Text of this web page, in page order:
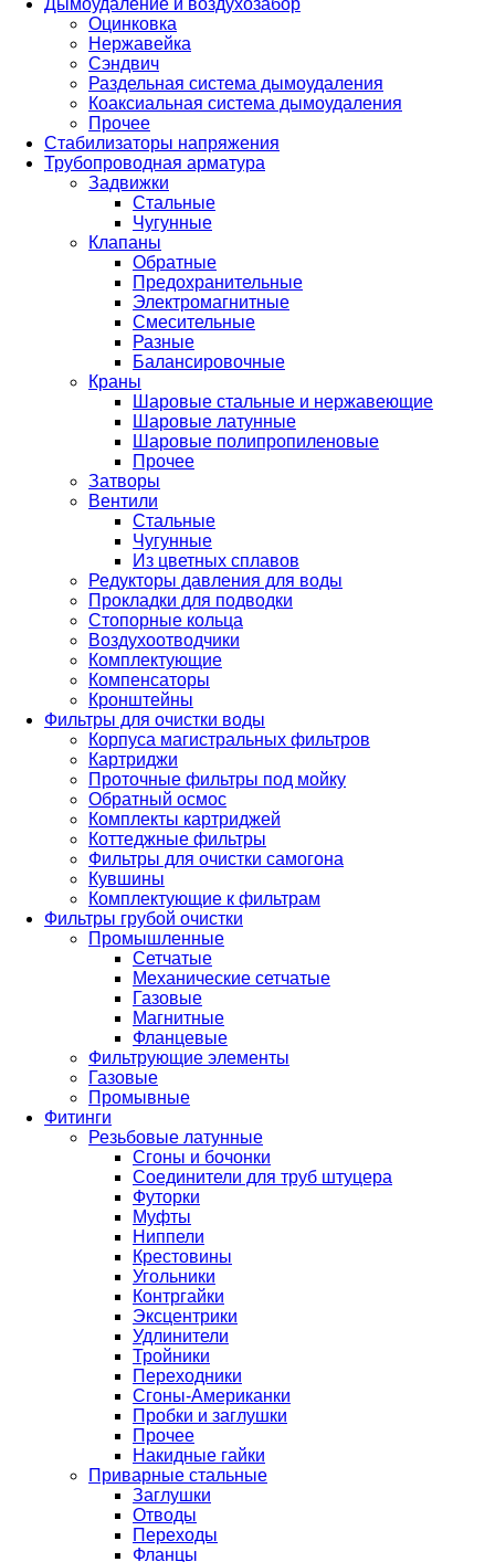
Оцинковка
Нержавейка
Сэндвич
Раздельная система дымоудаления
Коаксиальная система дымоудаления
Прочее
Стабилизаторы напряжения
Трубопроводная арматура
Задвижки
Стальные
Чугунные
Клапаны
Обратные
Предохранительные
Электромагнитные
Смесительные
Разные
Балансировочные
Краны
Шаровые стальные и нержавеющие
Шаровые латунные
Шаровые полипропиленовые
Прочее
Затворы
Вентили
Стальные
Чугунные
Из цветных сплавов
Редукторы давления для воды
Прокладки для подводки
Стопорные кольца
Воздухоотводчики
Комплектующие
Компенсаторы
Кронштейны
Фильтры для очистки воды
Корпуса магистральных фильтров
Картриджи
Проточные фильтры под мойку
Обратный осмос
Комплекты картриджей
Коттеджные фильтры
Фильтры для очистки самогона
Кувшины
Комплектующие к фильтрам
Фильтры грубой очистки
Промышленные
Сетчатые
Механические сетчатые
Газовые
Магнитные
Фланцевые
Фильтрующие элементы
Газовые
Промывные
Фитинги
Резьбовые латунные
Сгоны и бочонки
Соединители для труб штуцера
Футорки
Муфты
Ниппели
Крестовины
Угольники
Контргайки
Эксцентрики
Удлинители
Тройники
Переходники
Сгоны-Американки
Пробки и заглушки
Прочее
Накидные гайки
Приварные стальные
Заглушки
Отводы
Переходы
Фланцы